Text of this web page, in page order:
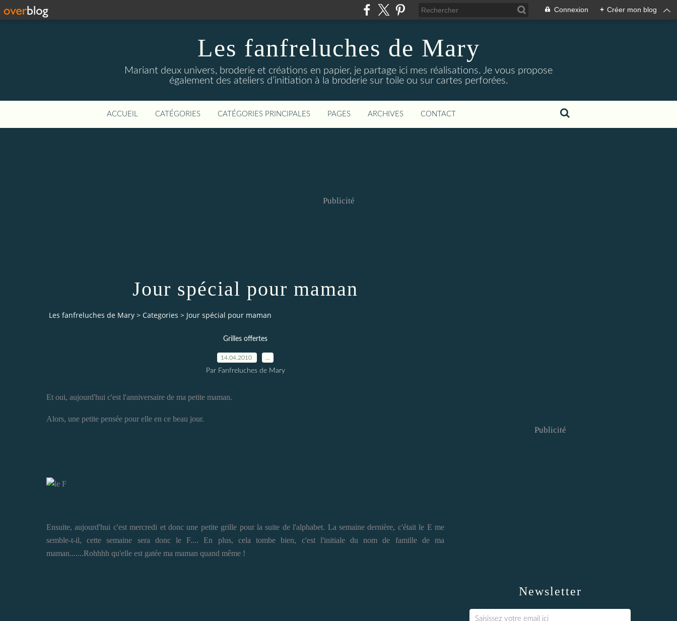
Connexion + Créer mon blog
Les fanfreluches de Mary
Mariant deux univers, broderie et créations en papier, je partage ici mes réalisations. Je vous propose
également des ateliers d’initiation à la broderie sur toile ou sur cartes perforées.
ACCUEIL CATÉGORIES CATÉGORIES PRINCIPALES PAGES ARCHIVES CONTACT
Publicité
Jour spécial pour maman
Les fanfreluches de Mary > Categories > Jour spécial pour maman
Grilles offertes
14.04.2010
Par Fanfreluches de Mary
Et oui, aujourd'hui c'est l'anniversaire de ma petite maman.
Alors, une petite pensée pour elle en ce beau jour.
Ensuite, aujourd'hui c'est mercredi et donc une petite grille pour la suite de l'alphabet. La semaine dernière, c'était le E me
semble-t-il, cette semaine sera donc le F.... En plus, cela tombe bien, c'est l'initiale du nom de famille de ma
maman.......Rohhhh qu'elle est gatée ma maman quand même !
Newsletter
Publicité